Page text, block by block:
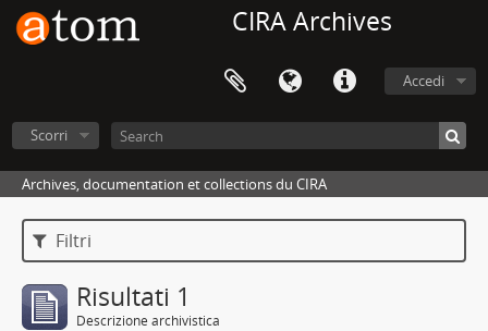
CIRA Archives
Accedi
Scorri
Archives, documentation et collections du CIRA
Filtri
Risultati 1
Descrizione archivistica